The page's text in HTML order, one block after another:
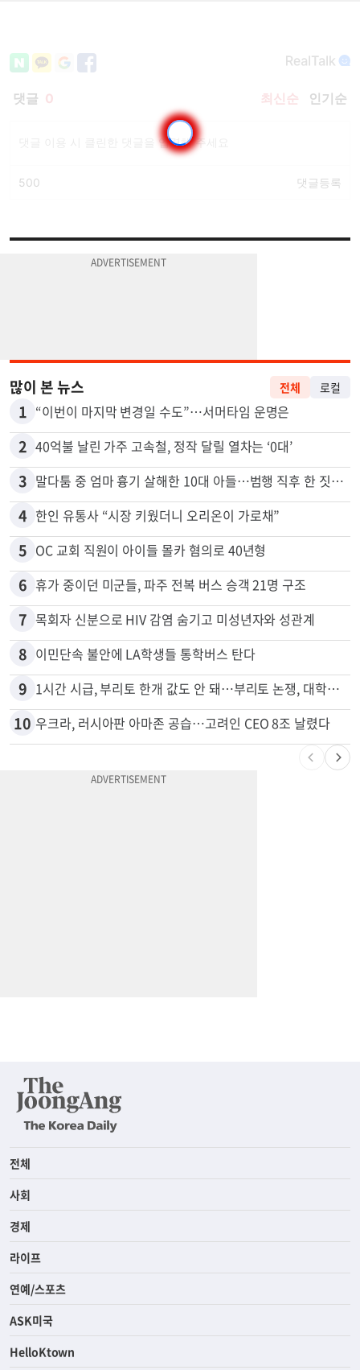
1 “이번이 마지막 변경일 수도”…서머타임 운명은
2 40억불 날린 가주 고속철, 정작 달릴 열차는 ‘0대’
3
4 한인 유통사 “시장 키웠더니 오리온이 가로채”
5 OC 교회 직원이 아이들 몰카 혐의로 40년형
6 휴가 중이던 미군들, 파주 전복 버스 승객 21명 구조
7 목회자 신분으로 HIV 감염 숨기고 미성년자와 성관계
8 이민단속 불안에 LA학생들 통학버스 탄다
9 1시간 시급, 부리토 한개 값도 안 돼…부리토 논쟁, 대학생들 하소연
우크라, 러시아판 아마존 공습…고려인 CEO 8조 날렸다
전체
사회
경제
라이프
연예/스포츠
ASK미국